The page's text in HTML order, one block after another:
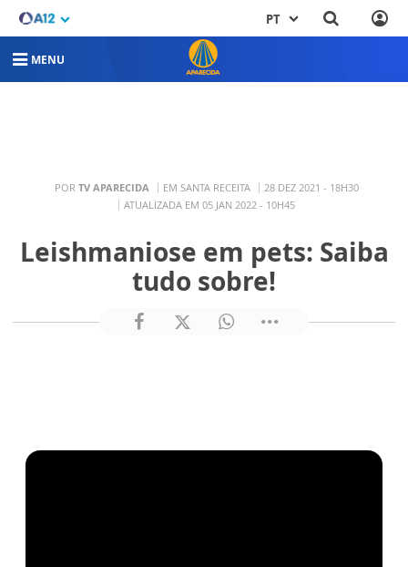
PT
MENU
POR TV APARECIDA EM SANTA RECEITA
28 DEZ 2021 - 18H30
ATUALIZADA EM 05 JAN 2022 - 10H45
Leishmaniose em pets: Saiba
tudo sobre!